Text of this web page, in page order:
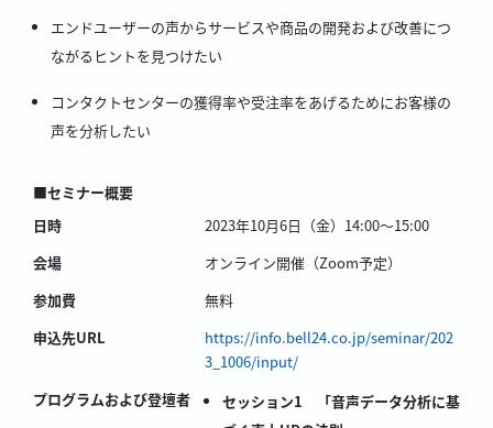
エンドユーザーの声からサービスや商品の開発および改善につ
ながるヒントを見つけたい
コンタクトセンターの獲得率や受注率をあげるためにお客様の
声を分析したい
■セミナー概要
日時
2023年10月6日（金）14:00～15:00
会場
オンライン開催（Zoom予定）
参加費
無料
申込先URL
https://info.bell24.co.jp/seminar/202
3_1006/input/
プログラムおよび登壇者
セッション1 「音声データ分析に基